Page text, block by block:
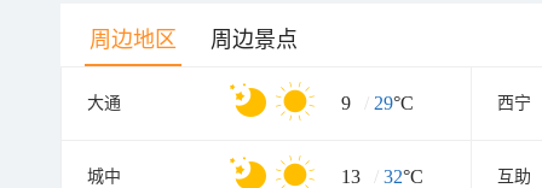
周边地区 周边景点
大通 9 / 29°C 西宁
城中 13 / 32°C 互助